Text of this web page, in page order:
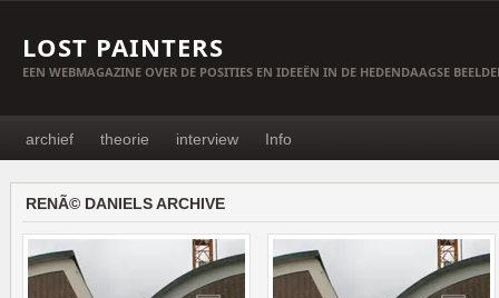
LOST PAINTERS
EEN WEBMAGAZINE OVER DE POSITIES EN IDEEËN IN DE HEDENDAAGSE
archief theorie interview Info
RENÃ© DANIELS ARCHIVE